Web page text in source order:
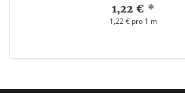
1,22 € *
1,22 € pro 1 m